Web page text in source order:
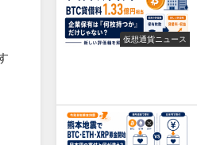
仮想通貨ニュース